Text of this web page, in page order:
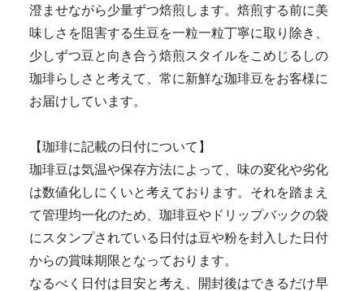
澄ませながら少量ずつ焙煎します。焙煎する前に美
味しさを阻害する生豆を一粒一粒丁寧に取り除き、
少しずつ豆と向き合う焙煎スタイルをこめじるしの
珈琲らしさと考えて、常に新鮮な珈琲豆をお客様に
お届けしています。
【珈琲に記載の日付について】
珈琲豆は気温や保存方法によって、味の変化や劣化
は数値化しにくいと考えております。それを踏まえ
て管理均一化のため、珈琲豆やドリップバックの袋
にスタンプされている日付は豆や粉を封入した日付
からの賞味期限となっております。
なるべく日付は目安と考え、開封後はできるだけ早